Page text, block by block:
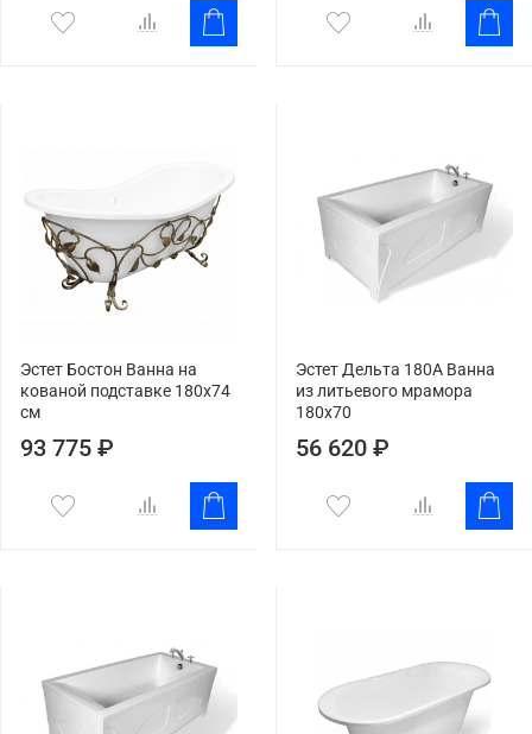
Эстет Бостон Ванна на
кованой подставке 180х74
см
93 775 ₽
Эстет Дельта 180A Ванна
из литьевого мрамора
180x70
56 620 ₽